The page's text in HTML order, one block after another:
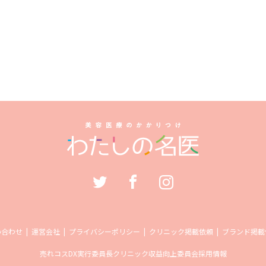
わせ 運営会社 プライバシーポリシー クリニック掲載依頼 ブランド掲
売れコスDX実行委員長クリニック収益向上委員会採用情報